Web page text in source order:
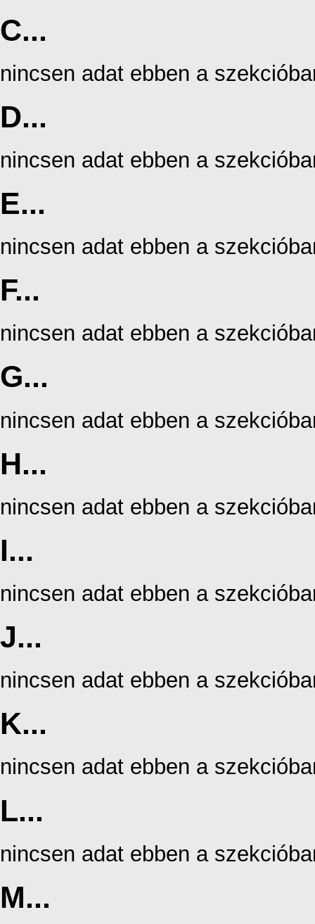
C...
nincsen adat ebben a
D...
nincsen adat ebben a
E...
nincsen adat ebben a
F...
nincsen adat ebben a
G...
nincsen adat ebben a
H...
nincsen adat ebben a
I...
nincsen adat ebben a
J...
nincsen adat ebben a
K...
nincsen adat ebben a
L...
nincsen adat ebben a
M...